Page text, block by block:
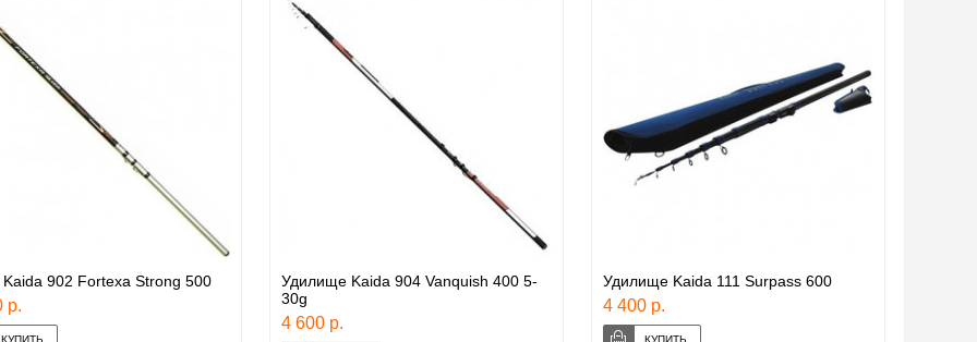
902 Fortexa Strong 500
р.
Удилище Kaida 904 Vanquish 400 5-
30g
4 600 р.
Удилище Kaida 111 Surpass 600
4 400 р.